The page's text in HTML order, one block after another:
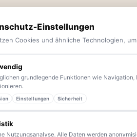
10 und Bayern.Aktuelle News,
Von Politik bis Blaulicht, von Kultur
Ihrer Nähe.
Einstellungen
Cookies und ähnliche Technologien,
grundlegende Funktionen wie
Einstellungen Sicherheit
Nutzungsanalyse. Alle Daten werden